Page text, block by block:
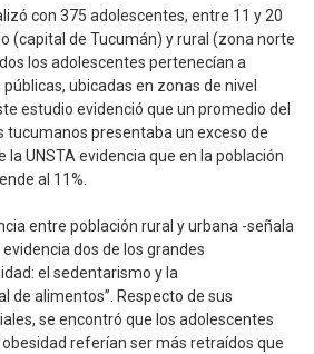
con 375 adolescentes, entre 11 y 20
(capital de Tucumán) y rural (zona norte
los adolescentes pertenecían a
ubicadas en zonas de nivel
estudio evidenció que un promedio del
tucumanos presentaba un exceso de
la UNSTA evidencia que en la población
al 11%.
entre población rural y urbana -señala
dos de los grandes
el sedentarismo y la
de alimentos”. Respecto de sus
se encontró que los adolescentes
referían ser más retraídos que